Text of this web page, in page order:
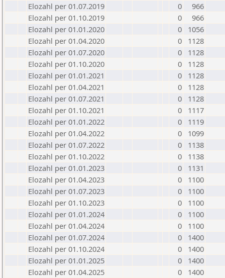
Elozahl per 01.07.2019
0
966
Elozahl per 01.10.2019
0
966
Elozahl per 01.01.2020
0
1056
Elozahl per 01.04.2020
0
1128
Elozahl per 01.07.2020
0
1128
Elozahl per 01.10.2020
0
1128
Elozahl per 01.01.2021
0
1128
Elozahl per 01.04.2021
0
1128
Elozahl per 01.07.2021
0
1128
Elozahl per 01.10.2021
0
1117
Elozahl per 01.01.2022
0
1119
Elozahl per 01.04.2022
0
1099
Elozahl per 01.07.2022
0
1138
Elozahl per 01.10.2022
0
1138
Elozahl per 01.01.2023
0
1131
Elozahl per 01.04.2023
0
1100
Elozahl per 01.07.2023
0
1100
Elozahl per 01.10.2023
0
1100
Elozahl per 01.01.2024
0
1100
Elozahl per 01.04.2024
0
1100
Elozahl per 01.07.2024
0
1400
Elozahl per 01.10.2024
0
1400
Elozahl per 01.01.2025
0
1400
Elozahl per 01.04.2025
0
1400